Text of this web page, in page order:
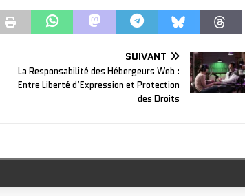
SUIVANT
La Responsabilité des Hébergeurs Web :
Entre Liberté d’Expression et Protection
des Droits